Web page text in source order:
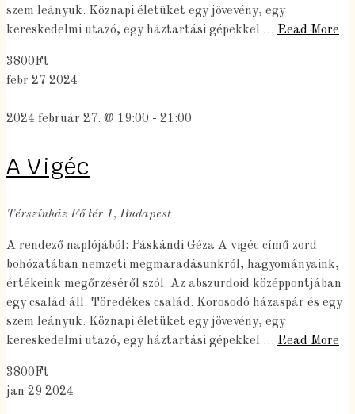
szem leányuk. Köznapi életüket egy jövevény, egy
kereskedelmi utazó, egy háztartási gépekkel … Read More
3800Ft
febr 27 2024
2024 február 27. @ 19:00 - 21:00
A Vigéc
Térszínház Fő tér 1, Budapest
A rendező naplójából: Páskándi Géza A vigéc című zord
bohózatában nemzeti megmaradásunkról, hagyományaink,
értékeink megőrzéséről szól. Az abszurdoid középpontjában
egy család áll. Töredékes család. Korosodó házaspár és egy
szem leányuk. Köznapi életüket egy jövevény, egy
kereskedelmi utazó, egy háztartási gépekkel … Read More
3800Ft
jan 29 2024